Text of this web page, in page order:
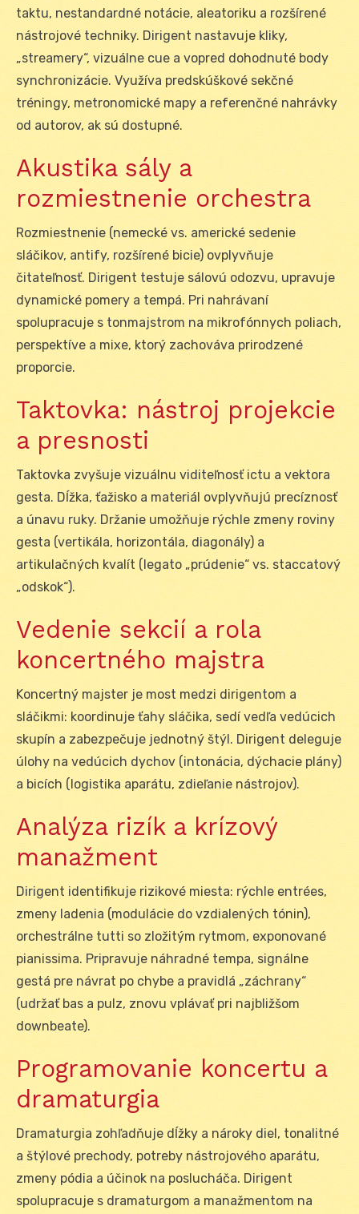
taktu, nestandardné notácie, aleatoriku a rozšírené
nástrojové techniky. Dirigent nastavuje kliky,
„streamery“, vizuálne cue a vopred dohodnuté body
synchronizácie. Využíva predskúškové sekčné
tréningy, metronomické mapy a referenčné nahrávky
od autorov, ak sú dostupné.
Akustika sály a
rozmiestnenie orchestra
Rozmiestnenie (nemecké vs. americké sedenie
sláčikov, antify, rozšírené bicie) ovplyvňuje
čitateľnosť. Dirigent testuje sálovú odozvu, upravuje
dynamické pomery a tempá. Pri nahrávaní
spolupracuje s tonmajstrom na mikrofónnych poliach,
perspektíve a mixe, ktorý zachováva prirodzené
proporcie.
Taktovka: nástroj projekcie
a presnosti
Taktovka zvyšuje vizuálnu viditeľnosť ictu a vektora
gesta. Dĺžka, ťažisko a materiál ovplyvňujú precíznosť
a únavu ruky. Držanie umožňuje rýchle zmeny roviny
gesta (vertikála, horizontála, diagonály) a
artikulačných kvalít (legato „prúdenie“ vs. staccatový
„odskok“).
Vedenie sekcií a rola
koncertného majstra
Koncertný majster je most medzi dirigentom a
sláčikmi: koordinuje ťahy sláčika, sedí vedľa vedúcich
skupín a zabezpečuje jednotný štýl. Dirigent deleguje
úlohy na vedúcich dychov (intonácia, dýchacie plány)
a bicích (logistika aparátu, zdieľanie nástrojov).
Analýza rizík a krízový
manažment
Dirigent identifikuje rizikové miesta: rýchle entrées,
zmeny ladenia (modulácie do vzdialených tónin),
orchestrálne tutti so zložitým rytmom, exponované
pianissima. Pripravuje náhradné tempa, signálne
gestá pre návrat po chybe a pravidlá „záchrany“
(udržať bas a pulz, znovu vplávať pri najbližšom
downbeate).
Programovanie koncertu a
dramaturgia
Dramaturgia zohľadňuje dĺžky a nároky diel, tonalitné
a štýlové prechody, potreby nástrojového aparátu,
zmeny pódia a účinok na poslucháča. Dirigent
spolupracuje s dramaturgom a manažmentom na